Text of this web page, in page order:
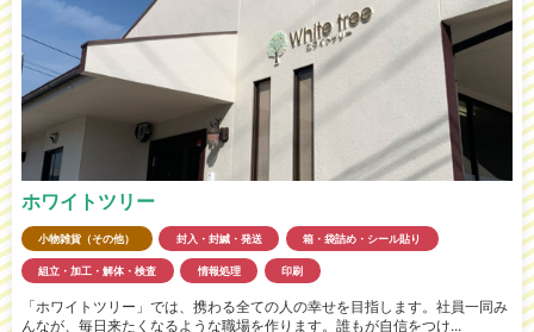
ホワイトツリー
小物雑貨（その他） 封入・封緘・発送 箱・袋詰め・シール貼り
組立・加工・解体・検査 情報処理 印刷
「ホワイトツリー」では、携わる全ての人の幸せを目指します。社員一同み
んなが、毎日来たくなるような職場を作ります。誰もが自信をつけ...